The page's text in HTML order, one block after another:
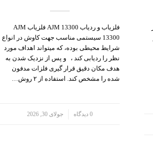
فلزیاب و ردیاب AJM 13300 فلزیاب AJM
13300 سیستمی مناسب جهت کاوش در انواع
شرایط محیطی بوده، که میتواند اهداف مورد
نظر را ردیابی کند ، و پس از نزدیک شدن به
هدف مکان دقیق قرار گیری فلزات مدفون
شده را مشخص کند. استفاده از ۲ روش…
0 دیدگاه جولای 30, 2026